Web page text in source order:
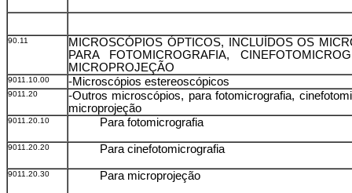
90.11
MICROSCÓPIOS ÓPTICOS, INCLUÍDOS OS
PARA FOTOMICROGRAFIA,
MICROPROJEÇÃO
9011.10.00 -Microscópios estereoscópicos
9011.20
-Outros microscópios, para fotomicrografia,
microprojeção
9011.20.10 Para fotomicrografia
9011.20.20 Para cinefotomicrografia
9011.20.30 Para microprojeção